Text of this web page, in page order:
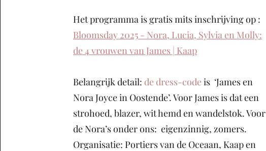
Het programma is gratis mits inschrijving op :
Bloomsday 2025 - Nora, Lucia, Sylvia en Molly:
de 4 vrouwen van James | Kaap
Belangrijk detail: de dress-codeis ‘James en
Nora Joyce in Oostende’. Voor James is dat een
strohoed, blazer, wit hemd en wandelstok. Voor
de Nora’s onder ons: eigenzinnig, zomers.
Organisatie: Portiers van de Oceaan, Kaap en